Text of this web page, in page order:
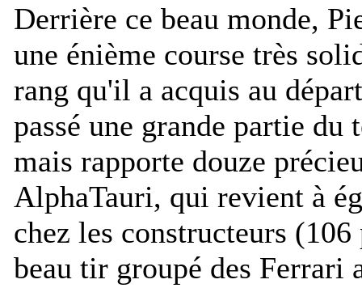
Derrière ce beau monde,
une énième course très
rang qu'il a acquis au
passé une grande partie du
mais rapporte douze
AlphaTauri, qui revient à
chez les constructeurs
beau tir groupé des Ferrari